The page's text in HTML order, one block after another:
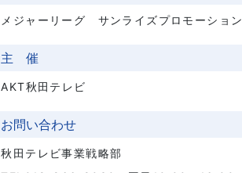
メジャーリーグ サンライズプロモーション
主 催
AKT秋田テレビ
お問い合わせ
秋田テレビ事業戦略部